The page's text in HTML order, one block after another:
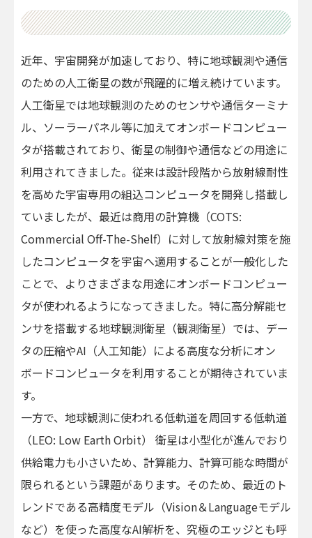
近年、宇宙開発が加速しており、特に地球観測や通信
のための人工衛星の数が飛躍的に増え続けています。
人工衛星では地球観測のためのセンサや通信ターミナ
ル、ソーラーパネル等に加えてオンボードコンピュー
タが搭載されており、衛星の制御や通信などの用途に
利用されてきました。従来は設計段階から放射線耐性
を高めた宇宙専用の組込コンピュータを開発し搭載し
ていましたが、最近は商用の計算機（COTS:
Commercial Off-The-Shelf）に対して放射線対策を施
したコンピュータを宇宙へ適用することが一般化した
ことで、よりさまざまな用途にオンボードコンピュー
タが使われるようになってきました。特に高分解能セ
ンサを搭載する地球観測衛星（観測衛星）では、デー
タの圧縮やAI（人工知能）による高度な分析にオン
ボードコンピュータを利用することが期待されていま
す。
一方で、地球観測に使われる低軌道を周回する低軌道
（LEO: Low Earth Orbit） 衛星は小型化が進んでおり
供給電力も小さいため、計算能力、計算可能な時間が
限られるという課題があります。そのため、最近のト
レンドである高精度モデル（Vision＆Languageモデル
など）を使った高度なAI解析を、究極のエッジとも呼